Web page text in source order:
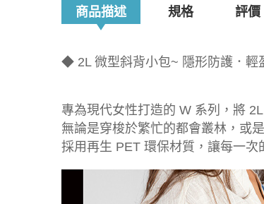
商品描述 規格 評價
◆ 2L 微型斜背小包~ 隱形防護．
專為現代女性打造的 W 系列，將
無論是穿梭於繁忙的都會叢林，或
採用再生 PET 環保材質，讓每一次